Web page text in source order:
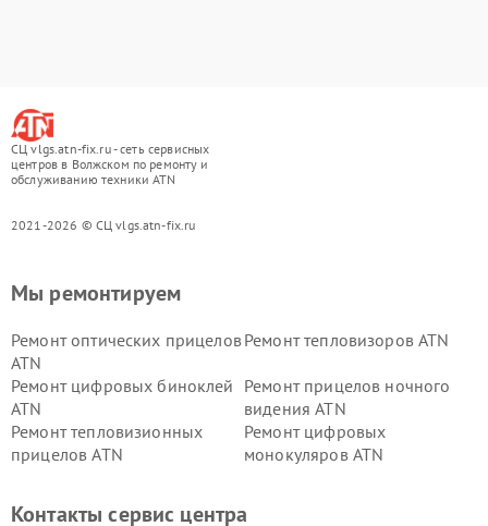
СЦ vlgs.atn-fix.ru - сеть сервисных
центров в Волжском по ремонту и
обслуживанию техники ATN
2021-2026 © СЦ vlgs.atn-fix.ru
Мы ремонтируем
Ремонт оптических прицелов
ATN
Ремонт тепловизоров ATN
Ремонт цифровых биноклей
ATN
Ремонт прицелов ночного
видения ATN
Ремонт тепловизионных
прицелов ATN
Ремонт цифровых
монокуляров ATN
Контакты сервис центра